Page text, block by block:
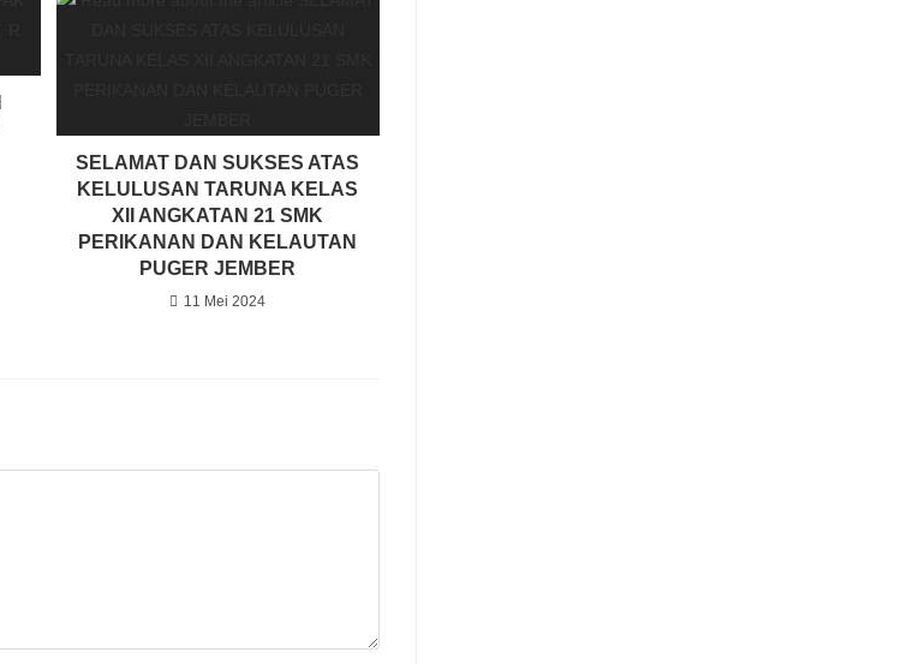
SELAMAT DAN SUKSES ATAS
KELULUSAN TARUNA KELAS
XII ANGKATAN 21 SMK
PERIKANAN DAN KELAUTAN
PUGER JEMBER
11 Mei 2024